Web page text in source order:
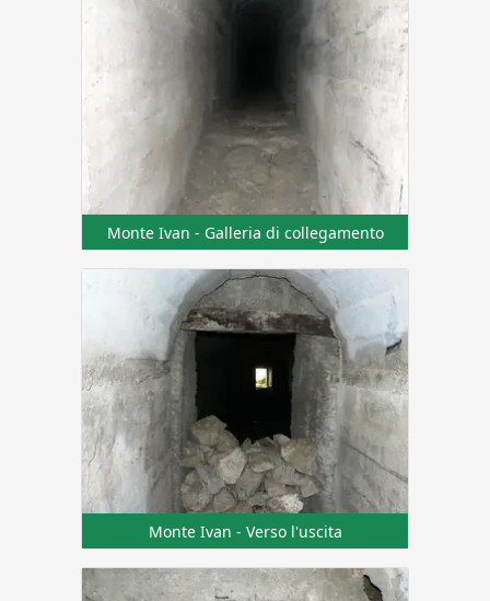
Monte Ivan - Galleria di collegamento
Monte Ivan - Verso l'uscita